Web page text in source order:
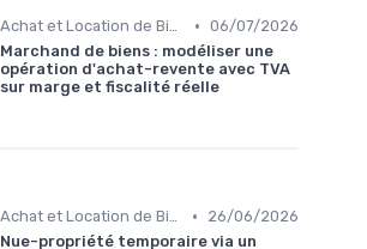
Achat et Location de Biens Immobiliers • 06/07/2026
Marchand de biens : modéliser une
opération d'achat-revente avec TVA
sur marge et fiscalité réelle
Achat et Location de Biens Immobiliers •
26/06/2026
Nue-propriété temporaire via un